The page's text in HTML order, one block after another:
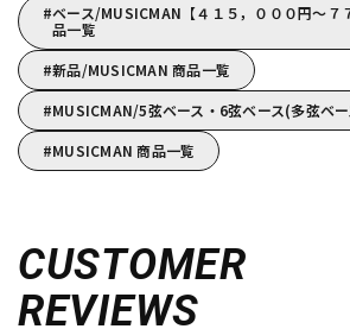
ベース/MUSICMAN【４１５，０００円～７
品一覧
新品/MUSICMAN 商品一覧
MUSICMAN/5弦ベース・6弦ベース(多弦ベ
MUSICMAN 商品一覧
CUSTOMER
REVIEWS